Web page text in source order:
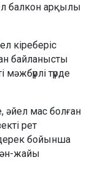
балкон арқылы
кіреберіс
байланысты
түрде
әйел мас болған
рет
бойынша
жайы